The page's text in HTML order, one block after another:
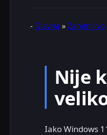
- Glavna »Zanimljivo
Nije
Iako Windows